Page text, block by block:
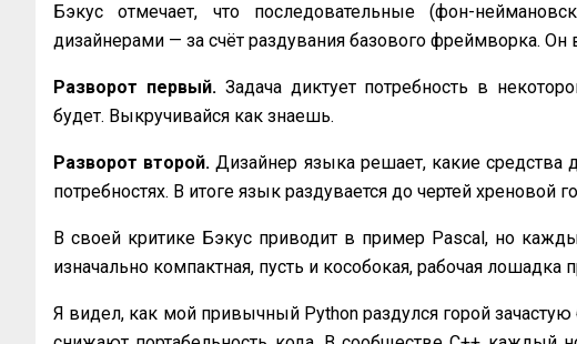
Бэкус отмечает, что последовательные (фон-
дизайнерами — за счёт раздувания базового фреймворка.
Разворот первый. Задача диктует потребность в
будет. Выкручивайся как знаешь.
Разворот второй.Дизайнер языка решает, какие средства
потребностях. В итоге язык раздувается до чертей хреновой
В своей критике Бэкус приводит в пример Pascal, но
изначально компактная, пусть и кособокая, рабочая лошадка
Я видел, как мой привычный Python раздулся горой